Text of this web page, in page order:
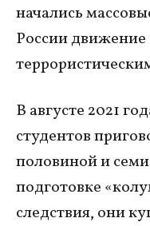
начались
России
В августе 2021
студентов
половиной и
подготовке
следствия, они